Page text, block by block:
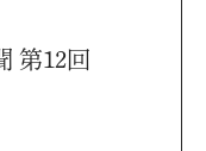
第12回